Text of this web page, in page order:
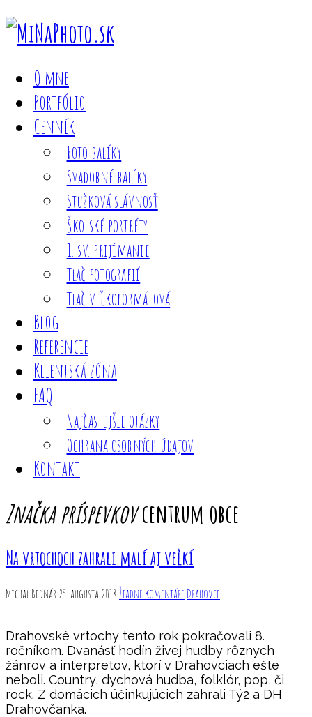
O mne
Portfólio
Cenník
Foto balíky
Svadobné balíky
Stužková slávnosť
Školské portréty
1. sv. prijímanie
Tlač fotografií
Tlač veľkoformátová
Blog
Referencie
Klientská zóna
FAQ
Najčastejšie otázky
Ochrana osobných údajov
Kontakt
Značka príspevkovcentrum obce
Na vrtochoch zahrali malí aj veľkí
Michal Bednár 29. augusta 2018 Žiadne komentáre Drahovce
Drahovské vrtochy tento rok pokračovali 8.
ročníkom. Dvanásť hodín živej hudby rôznych
žánrov a interpretov, ktorí v Drahovciach ešte
neboli. Country, dychová hudba, folklór, pop, či
rock. Z domácich účinkujúcich zahrali Tý2 a DH
Drahovčanka.